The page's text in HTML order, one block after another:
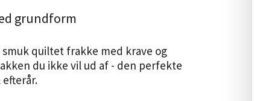
grundform
quiltet frakke med krave og
du ikke vil ud af - den perfekte